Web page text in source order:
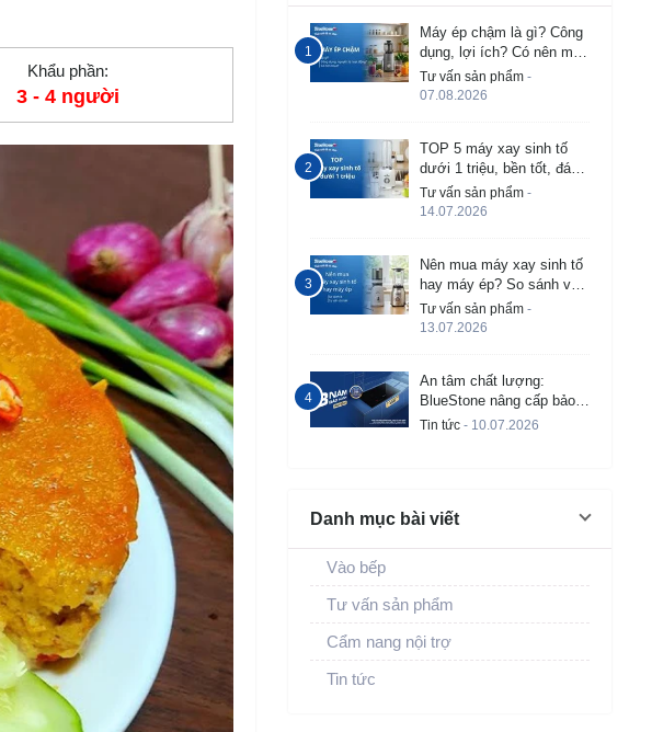
Khẩu phần:
3 - 4 người
Máy ép chậm là gì? Công
dụng, lợi ích? Có nên mua
không?
Tư vấn sản phẩm -
07.08.2026
TOP 5 máy xay sinh tố
dưới 1 triệu, bền tốt, đáng
mua 2026
Tư vấn sản phẩm -
14.07.2026
Nên mua máy xay sinh tố
hay máy ép? So sánh và
tư vấn chi tiết
Tư vấn sản phẩm -
13.07.2026
An tâm chất lượng:
BlueStone nâng cấp bảo
hành bếp từ âm lên đến 3
Tin tức - 10.07.2026
Danh mục bài viết
Vào bếp
Tư vấn sản phẩm
Cẩm nang nội trợ
Tin tức